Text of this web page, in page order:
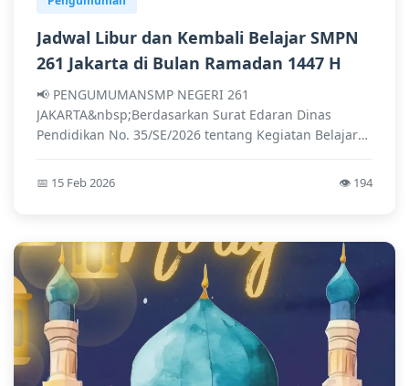
Jadwal Libur dan Kembali Belajar SMPN
261 Jakarta di Bulan Ramadan 1447 H
📢 PENGUMUMANSMP NEGERI 261
JAKARTA&nbsp;Berdasarkan Surat Edaran Dinas
Pendidikan No. 35/SE/2026 tentang Kegiatan Belajar
📅 15 Feb 2026 👁️ 194